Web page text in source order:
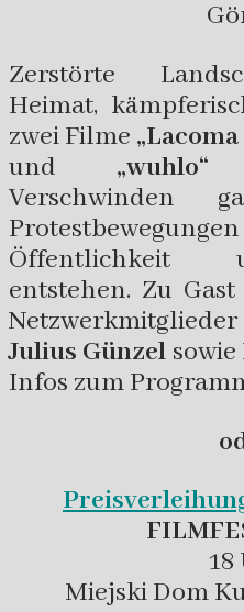
Zerstörte
Heimat,
zwei Filme
und
Verschwinden
Öffentlichkeit
entstehen. Zu
Julius Günzel
Infos zum
18
Miejski Dom